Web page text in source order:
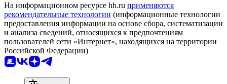
На информационном ресурсе hh.ru применяются
рекомендательные технологии (информационные технологии
предоставления информации на основе сбора, систематизации
и анализа сведений, относящихся к предпочтениям
пользователей сети «Интернет», находящихся на территории
Российской Федерации)